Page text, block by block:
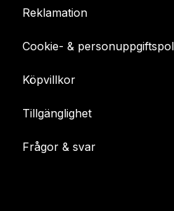
Reklamation
Cookie- &
Köpvillkor
Tillgänglighet
Frågor & svar